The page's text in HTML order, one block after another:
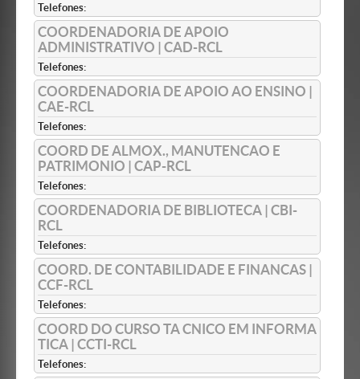
Telefones:
COORDENADORIA DE APOIO
ADMINISTRATIVO | CAD-RCL
Telefones:
COORDENADORIA DE APOIO AO ENSINO |
CAE-RCL
Telefones:
COORD DE ALMOX., MANUTENCAO E
PATRIMONIO | CAP-RCL
Telefones:
COORDENADORIA DE BIBLIOTECA | CBI-
RCL
Telefones:
COORD. DE CONTABILIDADE E FINANCAS |
CCF-RCL
Telefones:
COORD DO CURSO TA CNICO EM INFORMA
TICA | CCTI-RCL
Telefones: